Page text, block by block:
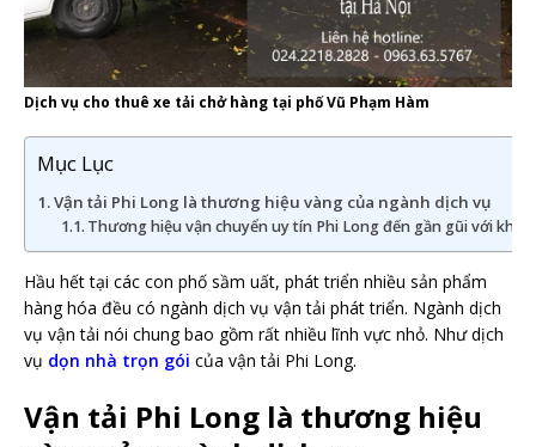
Dịch vụ cho thuê xe tải chở hàng tại phố Vũ Phạm Hàm
Mục Lục
Vận tải Phi Long là thương hiệu vàng của ngành dịch vụ
Thương hiệu vận chuyển uy tín Phi Long đến gần gũi với
Hầu hết tại các con phố sầm uất, phát triển nhiều sản phẩm
hàng hóa đều có ngành dịch vụ vận tải phát triển. Ngành dịch
vụ vận tải nói chung bao gồm rất nhiều lĩnh vực nhỏ. Như dịch
vụ dọn nhà trọn gói của vận tải Phi Long.
Vận tải Phi Long là thương hiệu